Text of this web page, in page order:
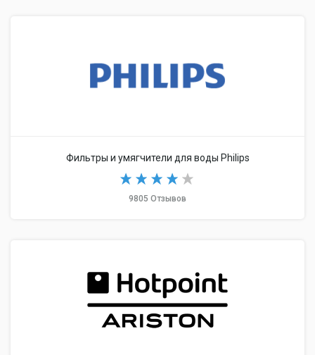
Фильтры и умягчители для воды Philips
9805 Отзывов